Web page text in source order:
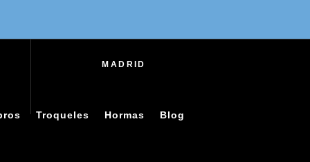
MADRID
Troqueles Hormas Blog